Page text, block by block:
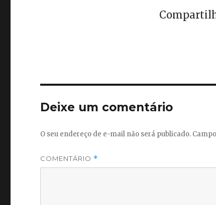
Deixe um comentário
O seu endereço de e-mail não será publicado.
COMENTÁRIO *